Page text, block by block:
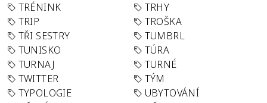
TRÉNINK
TRHY
TRIP
TROŠKA
TŘI SESTRY
TUMBRL
TUNISKO
TÚRA
TURNAJ
TURNÉ
TWITTER
TÝM
TYPOLOGIE
UBYTOVÁNÍ